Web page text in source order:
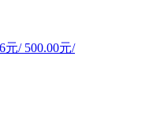
元/ 500.00元/